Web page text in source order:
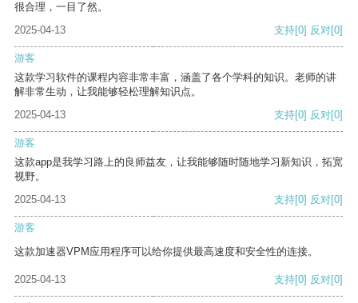
很合理，一目了然。
2025-04-13
支持[0] 反对[0]
游客
这款学习软件的课程内容非常丰富，涵盖了各个学科的知识。老师的讲
解非常生动，让我能够轻松理解知识点。
2025-04-13
支持[0] 反对[0]
游客
这款app是我学习路上的良师益友，让我能够随时随地学习新知识，拓宽
视野。
2025-04-13
支持[0] 反对[0]
游客
这款加速器VPM应用程序可以给你提供最高速度和安全性的连接。
2025-04-13 支持[0] 反对[0]